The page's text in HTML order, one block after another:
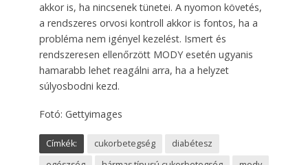
akkor is, ha nincsenek tünetei. A nyomon követés,
a rendszeres orvosi kontroll akkor is fontos, ha a
probléma nem igényel kezelést. Ismert és
rendszeresen ellenőrzött MODY esetén ugyanis
hamarabb lehet reagálni arra, ha a helyzet
súlyosbodni kezd.
Fotó: Gettyimages
Címkék: cukorbetegség
diabétesz